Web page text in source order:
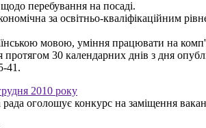
перебування на посаді.
за освітньо-кваліфікаційним
мовою, уміння працювати на
30 календарних днів з дня
41.
2010 року
рада оголошує конкурс на заміщення